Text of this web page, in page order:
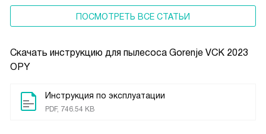
Скачать инструкцию для пылесоса Gorenje VCK 2023
OPY
Инструкция по эксплуатации
PDF, 746.54 KB
ПОСМОТРЕТЬ ВСЕ СТАТЬИ